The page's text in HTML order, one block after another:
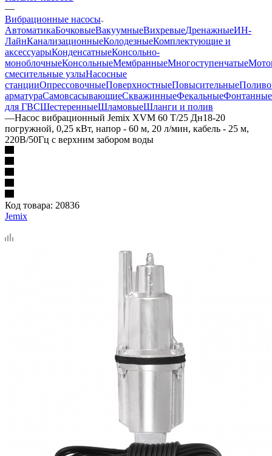
—
Вибрационные насосы
АвтоматикаБочковыеВакуумныеВихревыеДренажныеИН-
ЛайнКанализационныеКолодезныеКомплектующие и
аксессуарыКонденсатныеКонсольно-
моноблочныеКонсольныеМембранныеМногоступенчатые
смесительные узлыНасосные
станцииОпрессовочныеПоверхностныеПовысительные
арматураСамовсасывающиеСкважинныеФекальныеФонтанные
для ГВСШестеренныеШламовыеШланги и полив
—Насос вибрационный Jemix XVM 60 T/25 Дн18-20
погружной, 0,25 кВт, напор - 60 м, 20 л/мин, кабель - 25 м,
220В/50Гц с верхним забором воды
Код товара: 20836
Jemix